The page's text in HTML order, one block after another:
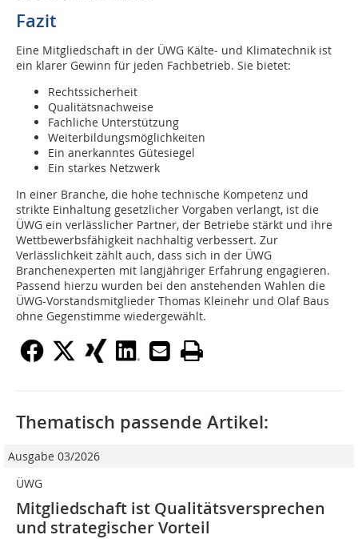
Fazit
Eine Mitgliedschaft in der ÜWG Kälte‑ und Klimatechnik ist
ein klarer Gewinn für jeden Fachbetrieb. Sie bietet:
Rechtssicherheit
Qualitätsnachweise
Fachliche Unterstützung
Weiterbildungsmöglichkeiten
Ein anerkanntes Gütesiegel
Ein starkes Netzwerk
In einer Branche, die hohe technische Kompetenz und
strikte Einhaltung gesetzlicher Vorgaben verlangt, ist die
ÜWG ein verlässlicher Partner, der Betriebe stärkt und ihre
Wettbewerbsfähigkeit nachhaltig verbessert. Zur
Verlässlichkeit zählt auch, dass sich in der ÜWG
Branchenexperten mit langjähriger Erfahrung engagieren.
Passend hierzu wurden bei den anstehenden Wahlen die
ÜWG-Vorstandsmitglieder Thomas Kleinehr und Olaf Baus
ohne Gegenstimme wiedergewählt.
Thematisch passende Artikel:
Ausgabe 03/2026
ÜWG
Mitgliedschaft ist Qualitätsversprechen
und strategischer Vorteil